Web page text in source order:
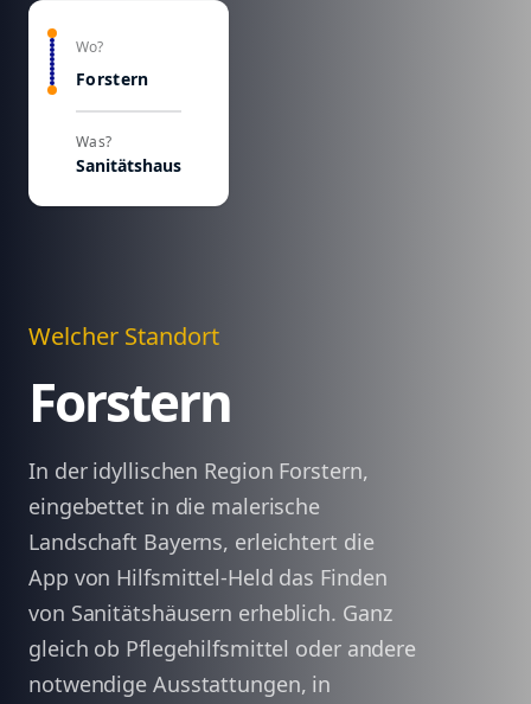
Wo?
Forstern
Was?
Sanitätshaus
Welcher Standort
Forstern
In der idyllischen Region Forstern,
eingebettet in die malerische
Landschaft Bayerns, erleichtert die
App von Hilfsmittel-Held das Finden
von Sanitätshäusern erheblich. Ganz
gleich ob Pflegehilfsmittel oder andere
notwendige Ausstattungen, in